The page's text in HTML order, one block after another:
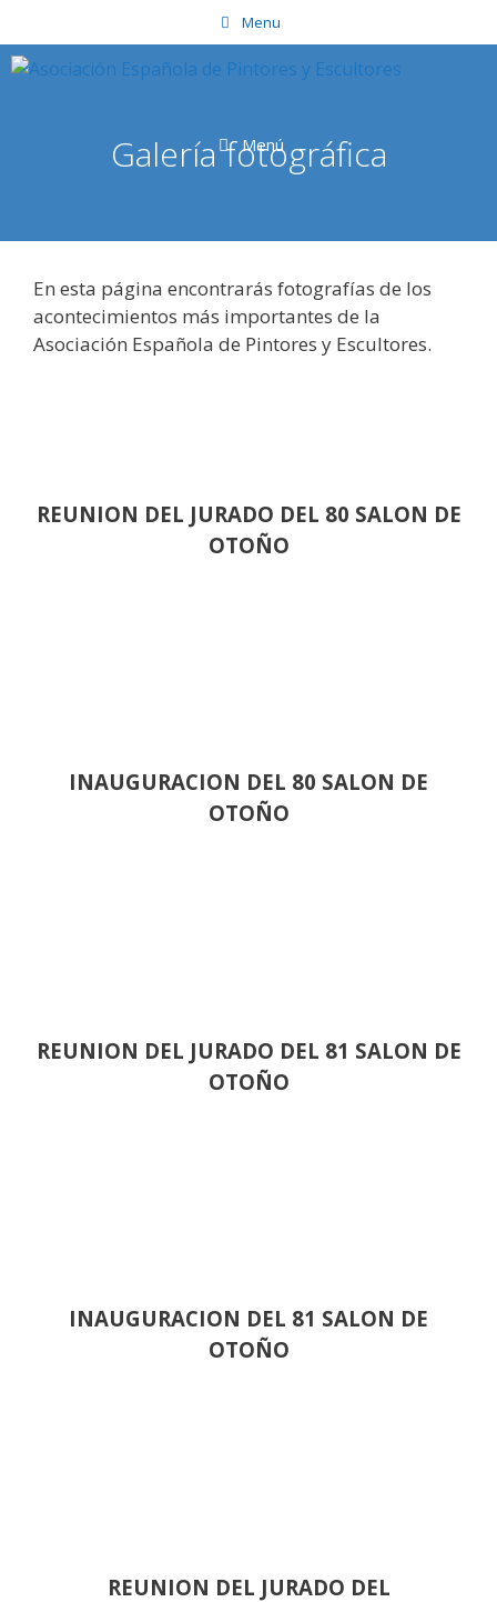
al
contenido
Menu
Menú
Galería fotográfica
En esta página encontrarás fotografías de los
acontecimientos más importantes de la
Asociación Española de Pintores y Escultores.
REUNION DEL JURADO DEL 80 SALON DE
OTOÑO
INAUGURACION DEL 80 SALON DE
OTOÑO
REUNION DEL JURADO DEL 81 SALON DE
OTOÑO
INAUGURACION DEL 81 SALON DE
OTOÑO
REUNION DEL JURADO DEL